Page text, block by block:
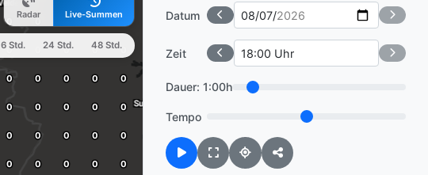
Radar Live-Summen
6 Std. 24 Std.
48 Std.
Datum
Zeit
Dauer: 1:00h
Tempo